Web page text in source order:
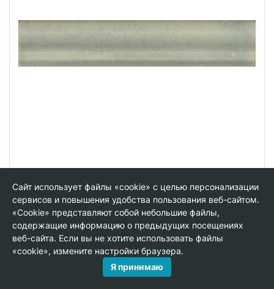
BLD055 Монтальбано зеленый светлый матовый
15x3x1,6 бордюр
В упаковке:40 шт Размер:3*15 см
Вес:0.093 кг
196.42 руб.
шт
Сайт использует файлы «cookie» с целью персонализации
сервисов и повышения удобства пользования веб-сайтом.
«Cookie» представляют собой небольшие файлы,
содержащие информацию о предыдущих посещениях
веб-сайта. Если вы не хотите использовать файлы
«cookie», измените настройки браузера.
Я принимаю